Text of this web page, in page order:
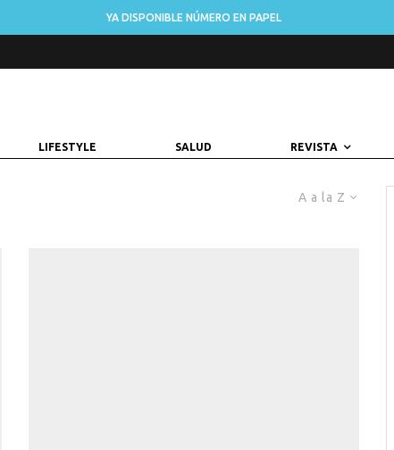
YA DISPONIBLE NÚMERO EN PAPEL
LIFESTYLE SALUD REVISTA
A a la Z